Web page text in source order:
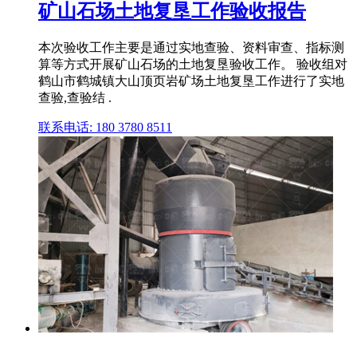
矿山石场土地复垦工作验收报告
本次验收工作主要是通过实地查验、资料审查、指标测
算等方式开展矿山石场的土地复垦验收工作。 验收组对
鹤山市鹤城镇大山顶页岩矿场土地复垦工作进行了实地
查验,查验结 .
联系电话: 180 3780 8511